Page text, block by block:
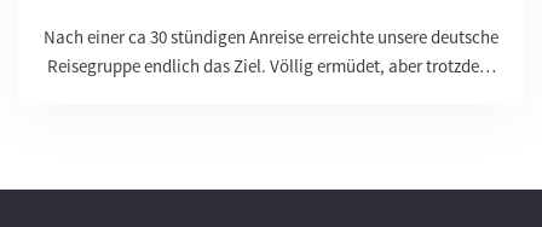
Nach einer ca 30 stündigen Anreise erreichte unsere deutsche
Reisegruppe endlich das Ziel. Völlig ermüdet, aber trotzde…